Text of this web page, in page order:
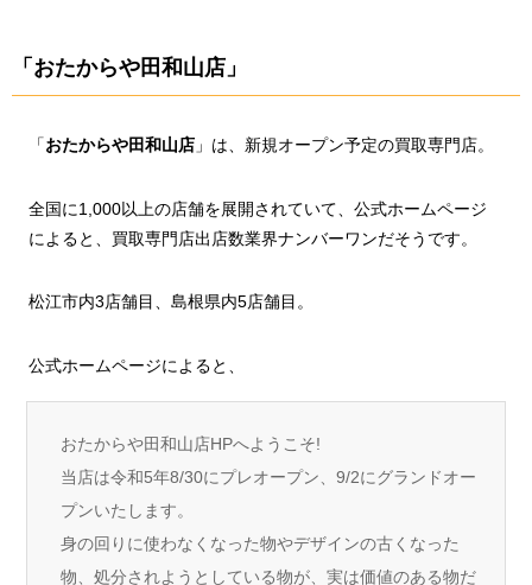
「おたからや田和山店」
「おたからや田和山店 」は、新規オープン予定の買取専門店。
全国に1,000以上の店舗を展開されていて、公式ホームページ
によると、買取専門店出店数業界ナンバーワンだそうです。
松江市内3店舗目、島根県内5店舗目。
公式ホームページによると、
おたからや田和山店HPへようこそ!
当店は令和5年8/30にプレオープン、9/2にグランドオー
プンいたします。
身の回りに使わなくなった物やデザインの古くなった
物、処分されようとしている物が、実は価値のある物だ